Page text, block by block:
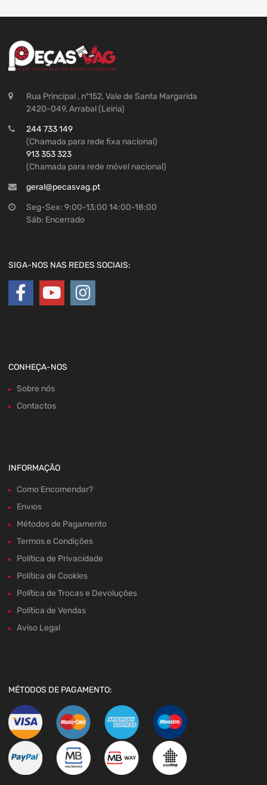
Rua Principal , nº152, Vale de Santa Margarida
2420-049, Arrabal (Leiria)
244 733 149
(Chamada para rede fixa nacional)
913 353 323
(Chamada para rede móvel nacional)
geral@pecasvag.pt
Seg-Sex: 9:00-13:00 14:00-18:00
Sáb: Encerrado
SIGA-NOS NAS REDES SOCIAIS:
CONHEÇA-NOS
Sobre nós
Contactos
INFORMAÇÃO
Como Encomendar?
Envios
Métodos de Pagamento
Termos e Condições
Política de Privacidade
Política de Cookies
Política de Trocas e Devoluções
Política de Vendas
Aviso Legal
MÉTODOS DE PAGAMENTO: